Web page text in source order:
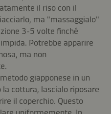
il riso con il
ma "massaggialo"
3-5 volte finché
Potrebbe apparire
ma non
giapponese in un
cottura, lascialo riposare
il coperchio. Questo